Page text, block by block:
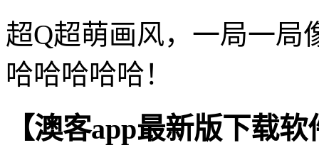
超Q超萌画风，一局一局
哈哈哈哈哈！
【澳客app最新版下载